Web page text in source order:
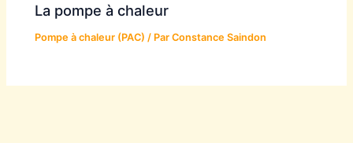
La pompe à chaleur
Pompe à chaleur (PAC) / ParConstance Saindon